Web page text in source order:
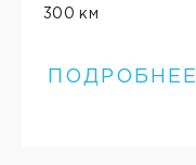
300 км
ПОДРОБНЕЕ